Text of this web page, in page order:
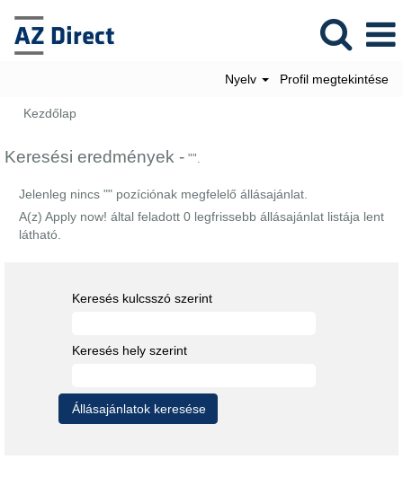
Nyelv Profil megtekintése
Kezdőlap
Keresési eredmények - "".
Jelenleg nincs "" pozíciónak megfelelő állásajánlat.
A(z) Apply now! által feladott 0 legfrissebb állásajánlat listája lent
látható.
Keresés kulcsszó szerint
Keresés hely szerint